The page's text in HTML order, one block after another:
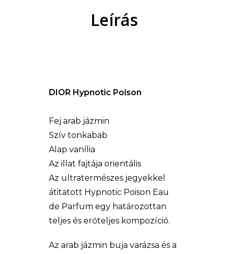
Leírás
DIOR Hypnotic Poison
Fej arab jázmin
Szív tonkabab
Alap vanília
Az illat fajtája orientális
Az ultratermészes jegyekkel
átitatott Hypnotic Poison Eau
de Parfum egy határozottan
teljes és erőteljes kompozíció.
Az arab jázmin buja varázsa és a